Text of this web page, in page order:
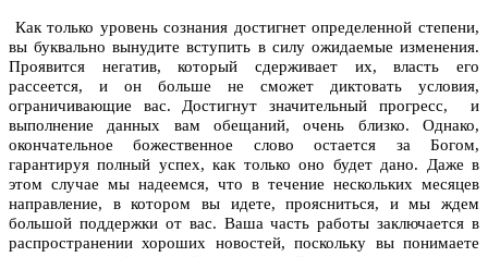
Как только уровень сознания достигнет определенной степени,
вы буквально вынудите вступить в силу ожидаемые изменения.
Проявится негатив, который сдерживает их, власть его
рассеется, и он больше не сможет диктовать условия,
ограничивающие вас. Достигнут значительный прогресс, и
выполнение данных вам обещаний, очень близко. Однако,
окончательное божественное слово остается за Богом,
гарантируя полный успех, как только оно будет дано. Даже в
этом случае мы надеемся, что в течение нескольких месяцев
направление, в котором вы идете, проясниться, и мы ждем
большой поддержки от вас. Ваша часть работы заключается в
распространении хороших новостей, поскольку вы понимаете